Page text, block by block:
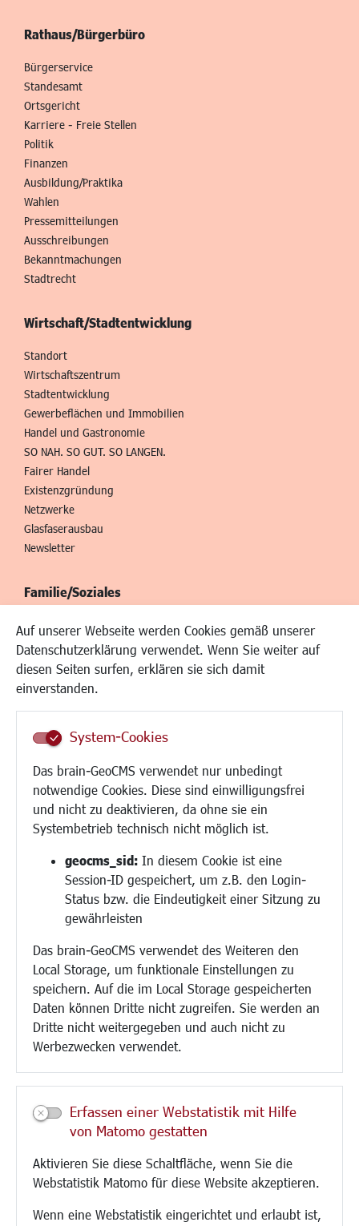
Auf unserer Webseite werden Cookies gemäß unserer
Datenschutzerklärung verwendet. Wenn Sie weiter auf
diesen Seiten surfen, erklären sie sich damit
einverstanden.
System-Cookies
Das brain-GeoCMS verwendet nur unbedingt
notwendige Cookies. Diese sind einwilligungsfrei
und nicht zu deaktivieren, da ohne sie ein
Systembetrieb technisch nicht möglich ist.
geocms_sid: In diesem Cookie ist eine
Session-ID gespeichert, um z.B. den Login-
Status bzw. die Eindeutigkeit einer Sitzung zu
gewährleisten
Das brain-GeoCMS verwendet des Weiteren den
Local Storage, um funktionale Einstellungen zu
speichern. Auf die im Local Storage gespeicherten
Daten können Dritte nicht zugreifen. Sie werden an
Dritte nicht weitergegeben und auch nicht zu
Werbezwecken verwendet.
Erfassen einer Webstatistik mit Hilfe
von Matomo gestatten
Aktivieren Sie diese Schaltfläche, wenn Sie die
Webstatistik Matomo für diese Website akzeptieren.
Wenn eine Webstatistik eingerichtet und erlaubt ist,
Rathaus/Bürgerbüro
Bürgerservice
Standesamt
Ortsgericht
Karriere - Freie Stellen
Politik
Finanzen
Ausbildung/Praktika
Wahlen
Pressemitteilungen
Ausschreibungen
Bekanntmachungen
Stadtrecht
Wirtschaft/Stadtentwicklung
Standort
Wirtschaftszentrum
Stadtentwicklung
Gewerbeflächen und Immobilien
Handel und Gastronomie
SO NAH. SO GUT. SO LANGEN.
Fairer Handel
Existenzgründung
Netzwerke
Glasfaserausbau
Newsletter
Familie/Soziales
Kinderbetreuung
Kinder und Jugend
Institutionen für Familien
Frauen
Schule
Demokratie leben
Ukrainehilfe
Hilfe für Geflüchtete
Religion
Bauen/Umwelt/Mobilität
Bebauungsplanung
Verkehr/Mobilität
Glasfaserausbau
Aktuelle Baustellen
Paddelteich
CINDY S
Kultur/Freizeit/Tourismus
Veranstaltungen
Neue Stadthalle Langen
Bäder
Musikschule
Stadtbücherei